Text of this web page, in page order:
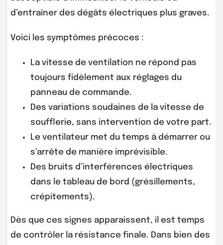
d’entraîner des dégâts électriques plus graves.
Voici les symptômes précoces :
La vitesse de ventilation ne répond pas
toujours fidèlement aux réglages du
panneau de commande.
Des variations soudaines de la vitesse de
soufflerie, sans intervention de votre part.
Le ventilateur met du temps à démarrer ou
s’arrête de manière imprévisible.
Des bruits d’interférences électriques
dans le tableau de bord (grésillements,
crépitements).
Dès que ces signes apparaissent, il est temps
de contrôler la résistance finale. Dans bien des